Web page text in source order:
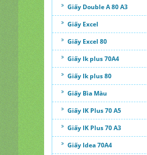
Giấy Double A 80 A3
Giấy Excel
Giấy Excel 80
Giấy Ik plus 70A4
Giấy Ik plus 80
Giấy Bìa Màu
Giấy IK Plus 70 A5
Giấy IK Plus 70 A3
Giấy Idea 70A4